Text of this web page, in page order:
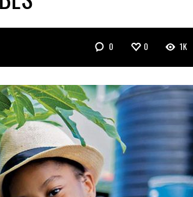
0 0 1K